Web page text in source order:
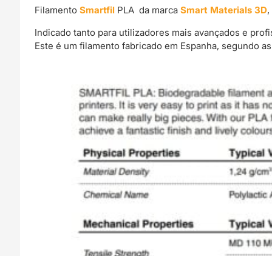
FilamentoSmartfil PLA da marcaSmart Materials 3D
Indicado tanto para utilizadores mais avançados e
Este é um filamento fabricado em Espanha, segundo